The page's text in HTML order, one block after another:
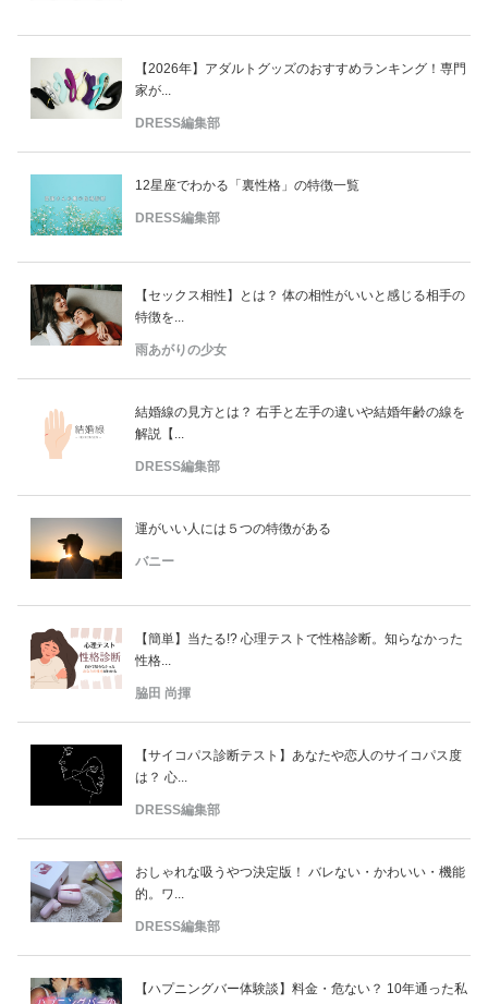
【2026年】アダルトグッズのおすすめランキング！専門
家が...
DRESS編集部
12星座でわかる「裏性格」の特徴一覧
DRESS編集部
【セックス相性】とは？ 体の相性がいいと感じる相手の
特徴を...
雨あがりの少女
結婚線の見方とは？ 右手と左手の違いや結婚年齢の線を
解説【...
DRESS編集部
運がいい人には５つの特徴がある
バニー
【簡単】当たる!? 心理テストで性格診断。知らなかった
性格...
脇田 尚揮
【サイコパス診断テスト】あなたや恋人のサイコパス度
は？ 心...
DRESS編集部
おしゃれな吸うやつ決定版！ バレない・かわいい・機能
的。ワ...
DRESS編集部
【ハプニングバー体験談】料金・危ない？ 10年通った私